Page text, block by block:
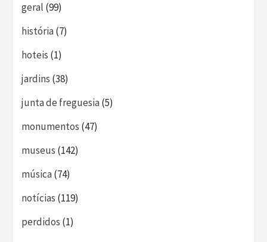
geral (99)
história(7)
hoteis (1)
jardins (38)
junta de freguesia(5)
monumentos (47)
museus (142)
música(74)
notícias (119)
perdidos (1)